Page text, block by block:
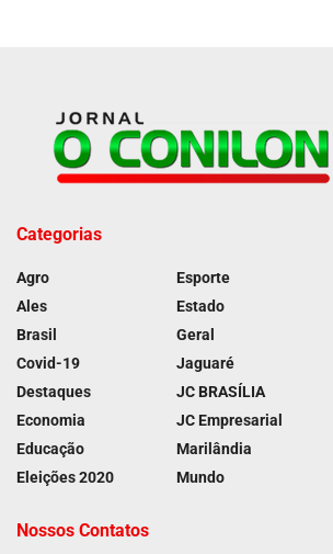
Categorias
Agro
Ales
Brasil
Covid-19
Destaques
Economia
Educação
Eleições 2020
Esporte
Estado
Geral
Jaguaré
JC BRASÍLIA
JC Empresarial
Marilândia
Mundo
Nossos Contatos